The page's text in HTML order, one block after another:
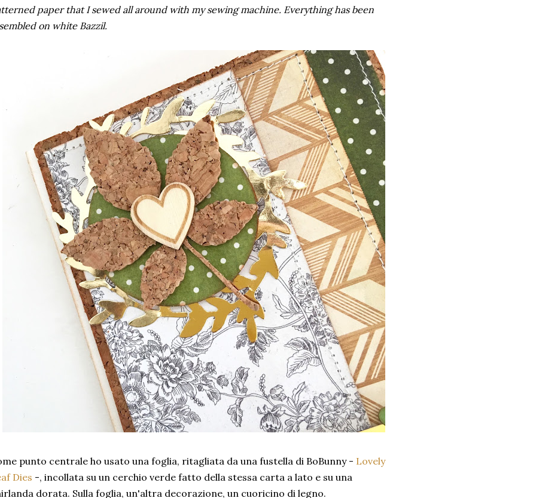
paper that I sewed all around with my sewing machine. Everything has been
on white Bazzil.
punto centrale ho usato una foglia, ritagliata da una fustella di BoBunny - Lovely
Dies -, incollata su un cerchio verde fatto della stessa carta a lato e su una
dorata. Sulla foglia, un'altra decorazione, un cuoricino di legno.